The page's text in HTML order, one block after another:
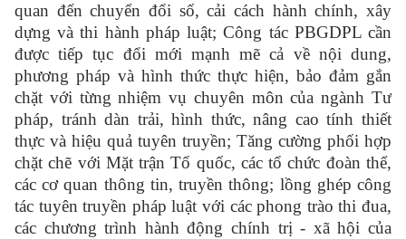
quan đến chuyển đổi số, cải cách hành chính, xây
dựng và thi hành pháp luật; Công tác PBGDPL cần
được tiếp tục đổi mới mạnh mẽ cả về nội dung,
phương pháp và hình thức thực hiện, bảo đảm gắn
chặt với từng nhiệm vụ chuyên môn của ngành Tư
pháp, tránh dàn trải, hình thức, nâng cao tính thiết
thực và hiệu quả tuyên truyền; Tăng cường phối hợp
chặt chẽ với Mặt trận Tổ quốc, các tổ chức đoàn thể,
các cơ quan thông tin, truyền thông; lồng ghép công
tác tuyên truyền pháp luật với các phong trào thi đua,
các chương trình hành động chính trị - xã hội của